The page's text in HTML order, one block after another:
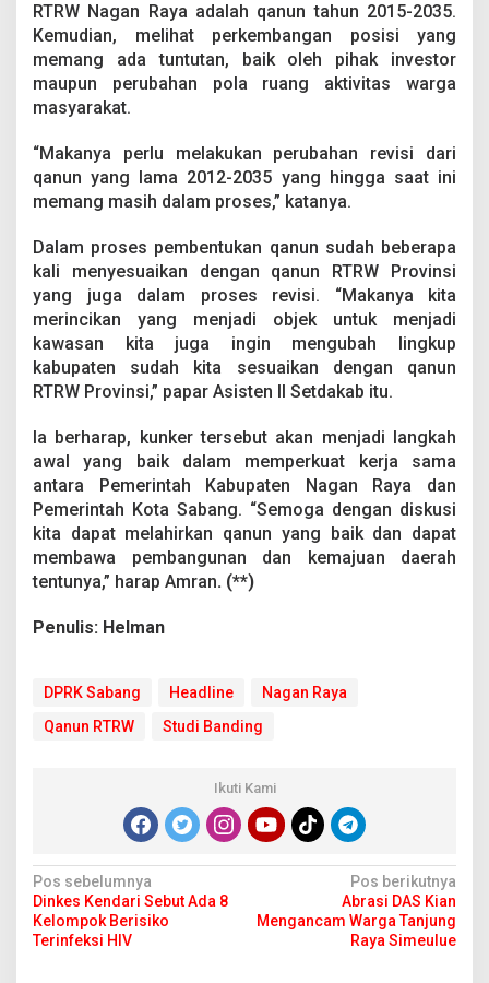
RTRW Nagan Raya adalah qanun tahun 2015-2035.
Kemudian, melihat perkembangan posisi yang
memang ada tuntutan, baik oleh pihak investor
maupun perubahan pola ruang aktivitas warga
masyarakat.
“Makanya perlu melakukan perubahan revisi dari
qanun yang lama 2012-2035 yang hingga saat ini
memang masih dalam proses,” katanya.
Dalam proses pembentukan qanun sudah beberapa
kali menyesuaikan dengan qanun RTRW Provinsi
yang juga dalam proses revisi. “Makanya kita
merincikan yang menjadi objek untuk menjadi
kawasan kita juga ingin mengubah lingkup
kabupaten sudah kita sesuaikan dengan qanun
RTRW Provinsi,” papar Asisten ll Setdakab itu.
Ia berharap, kunker tersebut akan menjadi langkah
awal yang baik dalam memperkuat kerja sama
antara Pemerintah Kabupaten Nagan Raya dan
Pemerintah Kota Sabang. “Semoga dengan diskusi
kita dapat melahirkan qanun yang baik dan dapat
membawa pembangunan dan kemajuan daerah
tentunya,” harap Amran. (**)
Penulis: Helman
DPRK Sabang Headline
Nagan Raya
Qanun RTRW
Studi Banding
Ikuti Kami
N
a
v
Pos sebelumnya
Dinkes Kendari Sebut Ada 8
Kelompok Berisiko
Terinfeksi HIV
Pos berikutnya
Abrasi DAS Kian
Mengancam Warga Tanjung
Raya Simeulue